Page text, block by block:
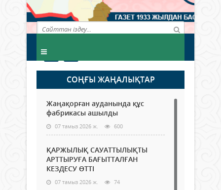
СОҢҒЫ ЖАҢАЛЫҚТАР
Жаңақорған ауданында құс
фабрикасы ашылды
07 тамыз 2026 ж. 600
ҚАРЖЫЛЫҚ САУАТТЫЛЫҚТЫ
АРТТЫРУҒА БАҒЫТТАЛҒАН
КЕЗДЕСУ ӨТТІ
07 тамыз 2026 ж. 74